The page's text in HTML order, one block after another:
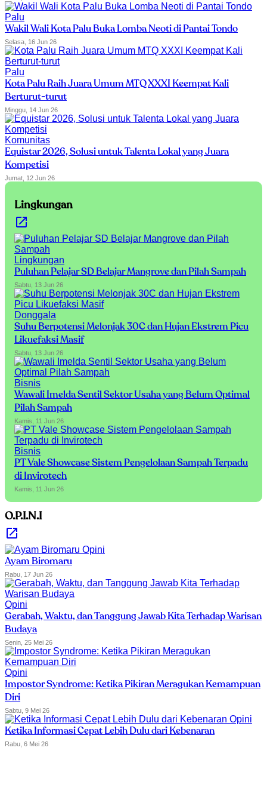
Palu
Wakil Wali Kota Palu Buka Lomba Neoti di Pantai Tondo
Selasa, 16 Jun 26
Palu
Kota Palu Raih Juara Umum MTQ XXXI Keempat Kali
Berturut-turut
Minggu, 14 Jun 26
Komunitas
Equistar 2026, Solusi untuk Talenta Lokal yang Juara
Kompetisi
Jumat, 12 Jun 26
Lingkungan
Lingkungan
Puluhan Pelajar SD Belajar Mangrove dan Pilah Sampah
Sabtu, 13 Jun 26
Donggala
Suhu Berpotensi Melonjak 30C dan Hujan Ekstrem Picu
Likuefaksi Masif
Sabtu, 13 Jun 26
Bisnis
Wawali Imelda Sentil Sektor Usaha yang Belum Optimal
Pilah Sampah
Kamis, 11 Jun 26
Bisnis
PT Vale Showcase Sistem Pengelolaan Sampah Terpadu
di Invirotech
Kamis, 11 Jun 26
O.P.I.N.I
Opini
Ayam Biromaru
Rabu, 17 Jun 26
Opini
Gerabah, Waktu, dan Tanggung Jawab Kita Terhadap Warisan
Budaya
Senin, 25 Mei 26
Opini
Impostor Syndrome: Ketika Pikiran Meragukan Kemampuan
Diri
Sabtu, 9 Mei 26
Opini
Ketika Informasi Cepat Lebih Dulu dari Kebenaran
Rabu, 6 Mei 26